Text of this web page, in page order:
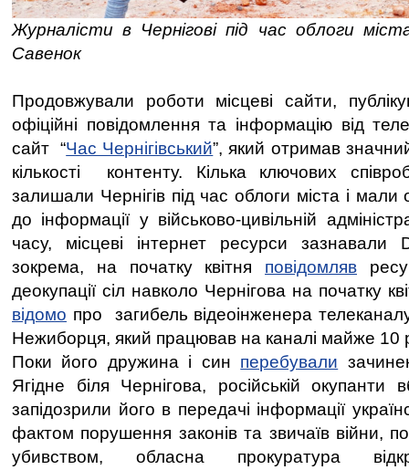
Журналісти в Чернігові під час облоги
Савенок
Продовжували роботи місцеві сайти,
офіційні повідомлення та інформацію від
сайт “Час Чернігівський”, який отримав
кількості контенту. Кілька ключових
залишали Чернігів під час облоги міста і
до інформації у військово-цивільній
часу, місцеві інтернет ресурси
зокрема, на початку квітня повідомляв
деокупації сіл навколо Чернігова на початку
відомо про загибель відеоінженера
Нежиборця, який працював на каналі майже 10
Поки його дружина і син перебували
Ягідне біля Чернігова, російській
запідозрили його в передачі інформації
фактом порушення законів та звичаїв війни,
убивством, обласна прокуратура